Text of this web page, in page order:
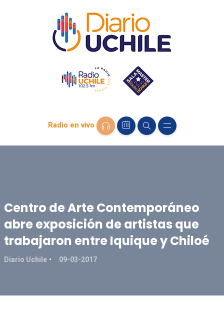
Radio en vivo
Centro de Arte Contemporáneo
abre exposición de artistas que
trabajaron entre Iquique y Chiloé
Diario Uchile 09-03-2017